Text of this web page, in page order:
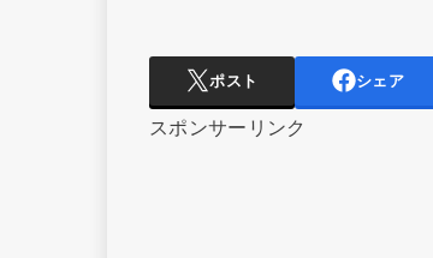
ポスト シェア
スポンサーリンク